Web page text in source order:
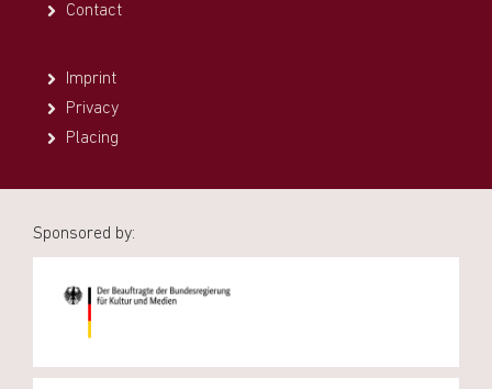
Contact
Imprint
Privacy
Placing
Sponsored by: